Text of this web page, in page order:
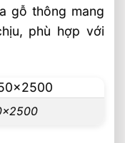
gỗ thông mang
phù hợp với